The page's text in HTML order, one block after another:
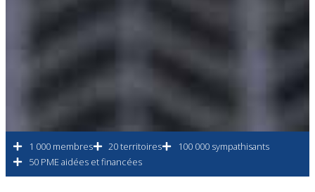
1 000 membres 20 territoires
100 000 sympathisants
50 PME aidées et financées